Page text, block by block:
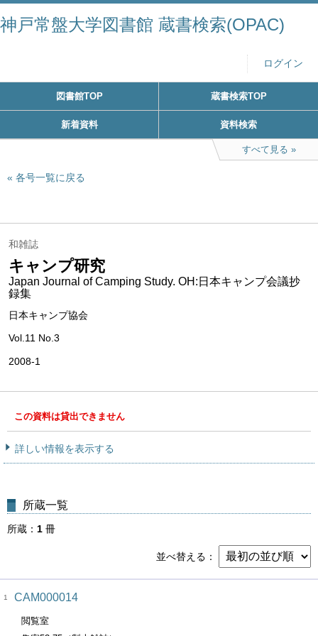
神戸常盤大学図書館 蔵書検索(OPAC)
ログイン
図書館TOP 蔵書検索TOP
新着資料 資料検索
すべて見る
各号一覧に戻る
和雑誌
キャンプ研究
Japan Journal of Camping Study. OH:日本キャンプ会議抄
録集
日本キャンプ協会
Vol.11 No.3
2008-1
この資料は貸出できません
詳しい情報を表示する
所蔵一覧
所蔵 1 冊
並べ替える
1 CAM000014
閲覧室